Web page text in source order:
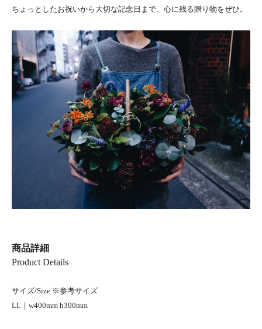
ちょっとしたお祝いから大切な記念日まで、心に残る贈り物をぜひ。
商品詳細
Product Details
サイズ/Size ※参考サイズ
LL｜w400mm h300mm